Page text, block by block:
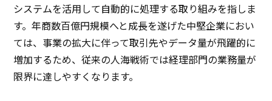
システムを活用して自動的に処理する取り組みを指しま
す。年商数百億円規模へと成長を遂げた中堅企業におい
ては、事業の拡大に伴って取引先やデータ量が飛躍的に
増加するため、従来の人海戦術では経理部門の業務量が
限界に達しやすくなります。